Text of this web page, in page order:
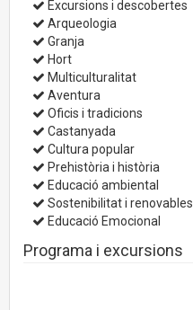
Excursions i descobertes
Arqueologia
Granja
Hort
Multiculturalitat
Aventura
Oficis i tradicions
Castanyada
Cultura popular
Prehistòria i història
Educació ambiental
Sostenibilitat i renovables
Educació Emocional
Programa i excursions